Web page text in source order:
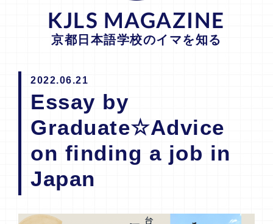
KJLS MAGAZINE
京都日本語学校のイマを知る
2022.06.21
Essay by
Graduate☆Advice
on finding a job in
Japan